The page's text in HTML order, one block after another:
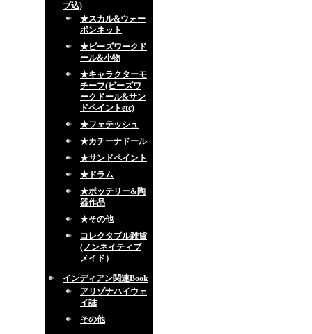
ブ込)
★スカル&ウォー
ボンネット
★ビーズワークド
ール&小物
★キャラクターモ
チーフ(ビーズワ
ークドール&サン
ドペイントetc)
★フェテッシュ
★カチーナドール
★サンドペイント
★ドラム
★ポッテリー&陶
器作品
★その他
コレクタブル雑貨
(ノンネイティブ
メイド）
インディアン関連Book
アリゾナハイウェ
イ誌
その他